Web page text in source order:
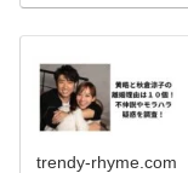
trendy-rhyme.com